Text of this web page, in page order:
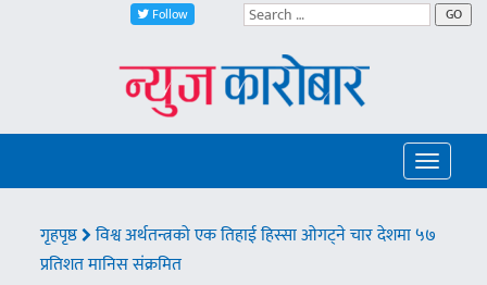
Follow GO
Toggle
गृहपृष्ठ
विश्व अर्थतन्त्रको एक तिहाई हिस्सा ओगट्ने चार देशमा ५७
प्रतिशत मानिस संक्रमित